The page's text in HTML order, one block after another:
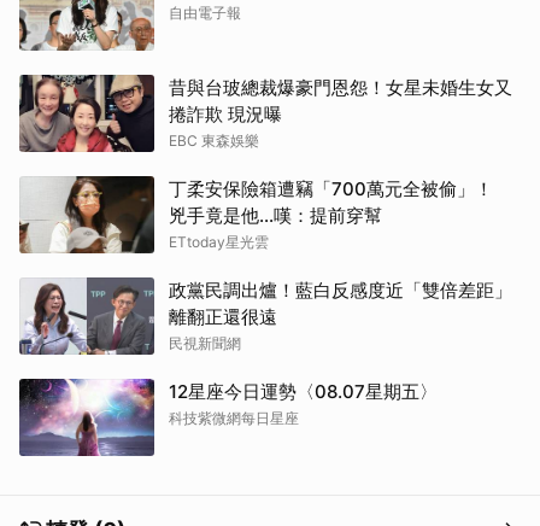
自由電子報
昔與台玻總裁爆豪門恩怨！女星未婚生女又
捲詐欺 現況曝
EBC 東森娛樂
丁柔安保險箱遭竊「700萬元全被偷」！
兇手竟是他...嘆：提前穿幫
ETtoday星光雲
政黨民調出爐！藍白反感度近「雙倍差距」
離翻正還很遠
民視新聞網
12星座今日運勢〈08.07星期五〉
科技紫微網每日星座
取消